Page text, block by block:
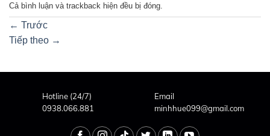
Cả bình luận và trackback hiện đều bị đóng.
← Trước
Tiếp theo →
Hotline (24/7)
0938.066.881
Email
minhhue099@gmail.com